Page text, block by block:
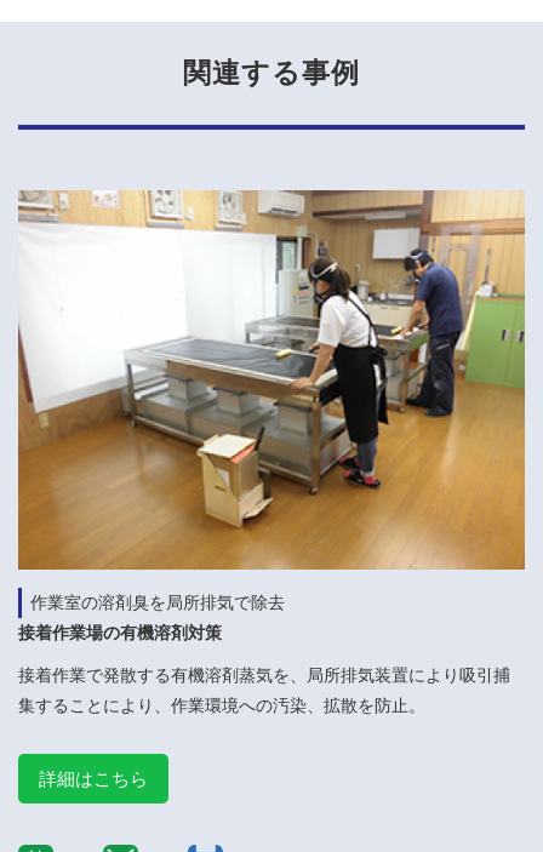
関連する事例
作業室の溶剤臭を局所排気で除去
接着作業場の有機溶剤対策
接着作業で発散する有機溶剤蒸気を、局所排気装置により吸引捕
集することにより、作業環境への汚染、拡散を防止。
詳細はこちら